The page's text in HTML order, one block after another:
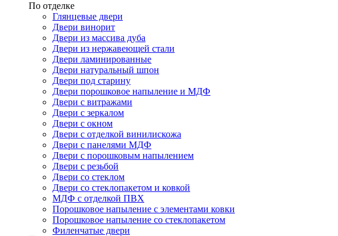
По отделке
Глянцевые двери
Двери винорит
Двери из массива дуба
Двери из нержавеющей стали
Двери ламинированные
Двери натуральный шпон
Двери под старину
Двери порошковое напыление и МДФ
Двери с витражами
Двери с зеркалом
Двери с окном
Двери с отделкой винилискожа
Двери с панелями МДФ
Двери с порошковым напылением
Двери с резьбой
Двери со стеклом
Двери со стеклопакетом и ковкой
МДФ с отделкой ПВХ
Порошковое напыление с элементами ковки
Порошковое напыление со стеклопакетом
Филенчатые двери